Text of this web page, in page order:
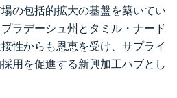
の包括的拡大の基盤を築いてい
ラデーシュ州とタミル・ナード
性からも恩恵を受け、サプライ
用を促進する新興加工ハブとし